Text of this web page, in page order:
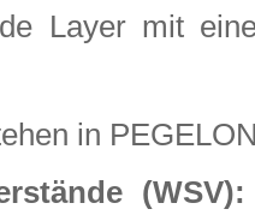
Layer mit
in
(WSV):